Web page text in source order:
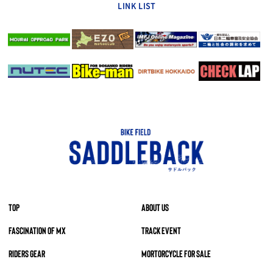
LINK LIST
TOP
ABOUT US
FASCINATION OF MX
TRACK EVENT
RIDERS GEAR
MORTORCYCLE FOR SALE